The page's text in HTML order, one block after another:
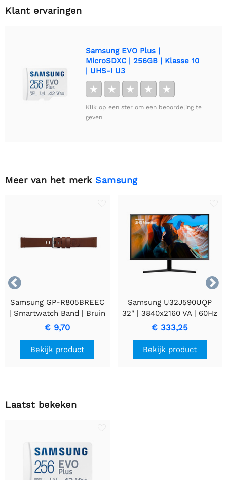
Klant ervaringen
Samsung EVO Plus |
MicroSDXC | 256GB | Klasse 10
| UHS-I U3
★ ★ ★ ★ ★
Klik op een ster om een beoordeling te
geven
Meer van het merk Samsung


Samsung GP-R805BREEC
| Smartwatch Band | Bruin
Leer
€ 9,70
Bekijk product
Samsung U32J590UQP
32" | 3840x2160 VA | 60Hz
| 4K Monitor | Zwart
€ 333,25
Bekijk product
Laatst bekeken